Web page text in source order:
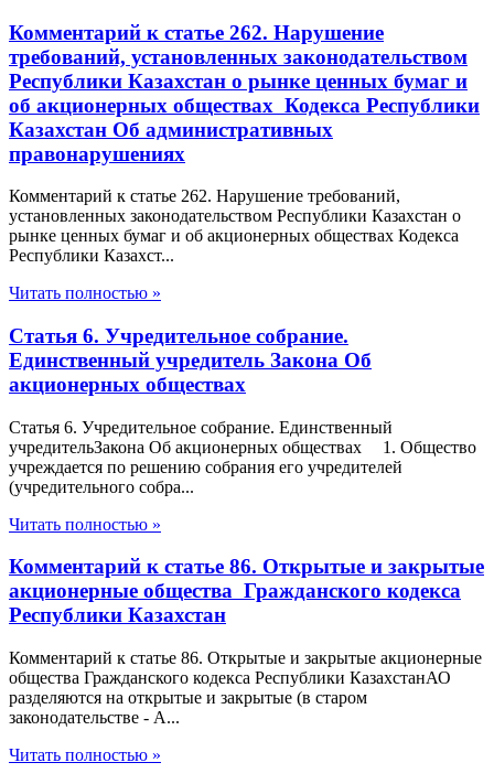
Комментарий к статье 262. Нарушение
требований, установленных законодательством
Республики Казахстан о рынке ценных бумаг и
об акционерных обществах Кодекса Республики
Казахстан Об административных
правонарушениях
Комментарий к статье 262. Нарушение требований,
установленных законодательством Республики Казахстан о
рынке ценных бумаг и об акционерных обществах Кодекса
Республики Казахст...
Читать полностью »
Статья 6. Учредительное собрание.
Единственный учредитель Закона Об
акционерных обществах
Статья 6. Учредительное собрание. Единственный
учредительЗакона Об акционерных обществах 1. Общество
учреждается по решению собрания его учредителей
(учредительного собра...
Читать полностью »
Комментарий к статье 86. Открытые и закрытые
акционерные общества Гражданского кодекса
Республики Казахстан
Комментарий к статье 86. Открытые и закрытые акционерные
общества Гражданского кодекса Республики КазахстанАО
разделяются на открытые и закрытые (в старом
законодательстве - А...
Читать полностью »